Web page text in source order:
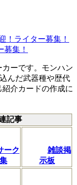
！ライター募集！
集！
ーです。モンハン
んだ武器種や歴代
介カードの作成に
記事
ーク
雑談掲
示板